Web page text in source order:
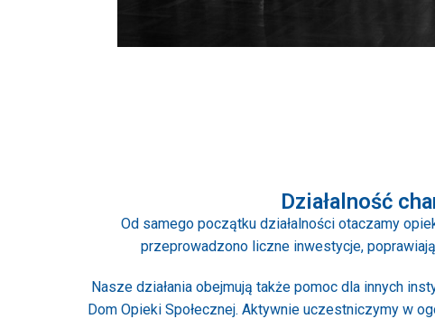
Działalność
Od samego początku działalności otaczamy
przeprowadzono liczne inwestycje,
Nasze działania obejmują także pomoc dla innych
Dom Opieki Społecznej. Aktywnie uczestniczymy w